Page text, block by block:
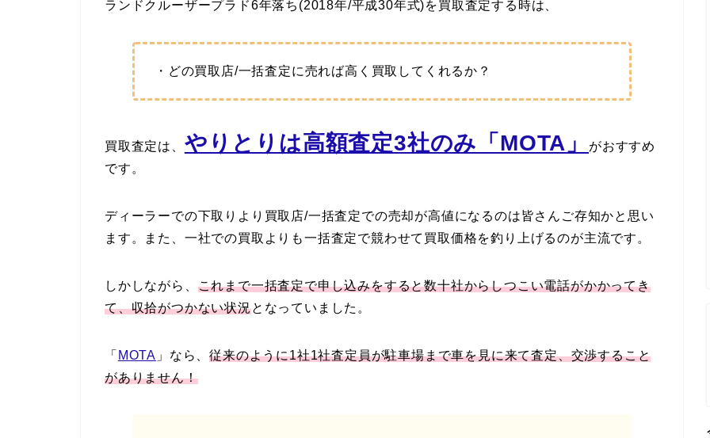
ランドクルーザープラド6年落ち(2018年/平成30年式)を買取査定する時は、
・どの買取店/一括査定に売れば高く買取してくれるか？
買取査定は、 やりとりは高額査定3社のみ「MOTA」
がおすすめ
です。
ディーラーでの下取りより買取店/一括査定での売却が高値になるのは皆さんご存知かと思い
ます。また、一社での買取よりも一括査定で競わせて買取価格を釣り上げるのが主流です。
しかしながら、 これまで一括査定で申し込みをすると数十社からしつこい電話がかかってき
て、収拾がつかない状況となっていました。
「 MOTA 」なら、従来のように1社1社査定員が駐車場まで車を見に来て査定、交渉すること
がありません！